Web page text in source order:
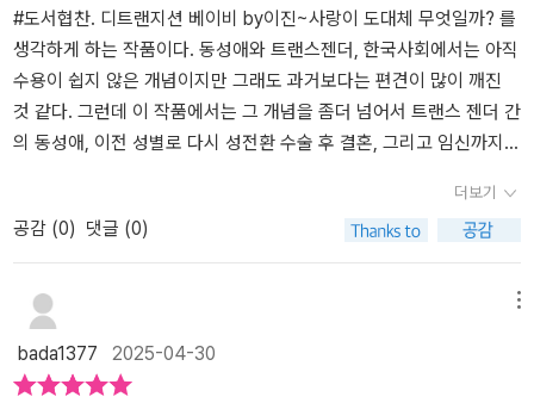
고 싶어 했다. 위스콘신의 선량한 백인 엄마들이 지닌 여성성에 대한
갈망을 아직 극복하지 못하고 있어서 그렇다. 에이미가 에임스라는
이름의 남자로 환원한 후에 프로그래머로 광고회사에 들어갔다. 한
시절 아름다운 여성으로 살 수 있었을 만큼 고운 외모를 가진 남자이
니 직장 안에서 여직원들한테 인기가 많았겠지? 그렇다. 그러다가 하
오라고 했다. 남성 상사가 여직원한테 그런 지시를 내렸으면 즉시 성
희롱 관련해 직장 윤리위원회 회부감이지만 여성 상사의 경우엔 그렇
지 않다. 뭐 이것도 성차별이기는 한데 그냥 넘어가자. 이혼해 넓은
집을 혼자 사용하고 있는 카트리나가 에임스를 부엌으로 데려가 음료
를 제공하기 위하여 커다란 냉장고를 열고 고개를 수그려 둥근 엉덩
이가 눈 앞에 활짝 드러나자, 갑자기 충동이 인 에임스가 코와 입술을
자기보다 나이도 많고 직급도 높은 카트리나의 엉덩이에 탁 밀착시켜
것은 성전환 환원의 가능성을 논의한다는 것 자체가 트랜스 여성들이
모두 환원하기를 바라는 편파적인 사람들의 광기에 희망을 준다는 점
이다. 그들은 트랜스 여성들이 어떤 식으로든 사람들 앞에 나서면서
의미 있는 방식으로 살아가는 것을 중단해주기를 바란다. p.163 트랜
스 여성들은 트랜스 여성이 무엇인지 알고 트랜스 여성이 되는 법도
어나는 트랜스들 간의 싸움만 보아도 그렇고, 그들이 시스 여성들과
벌이는 논쟁만 보아도 그렇다. 전부 다 트랜스 여성이 된다는 것이 어
떤 의미인지, 혹은 어떤 의미였는지를 정의할 뿐이다. 막상 트랜스 여
성이 되면, 트랜스 여성이 실제로 어떻게 살아야 하는지에 대한 정보
는 거의 없다. 다시 처음으로 돌아가서, 혹자는 이 파괴적이고 자해에
가까운, 벗어날 수 없는 굴레에 갇히기를 자처하는 이들을 지겨워하
다 떠나버릴지 모른다. 그 사이에서 어떤 피해자, 그래, 이혼한 여성으
서 내 잣대로 타인을 재단하고 있지 않다고 말할 수 없는 나는 소설이
불편했고 그들의 삶을 이해하려 무던히 애쓰며 소설을 읽어낼 수밖에
없었다.
를 임신하게 되면서 벌어지는 이야기를 담고 있다.​술술 읽혀지면서도
어렵게 느껴졌던 작품이었다. 주요 등장인물이 세 명이라는 점에서
그동안 해외 소설에서 느꼈던 단점이 없어서 그 지점은 편안하게 읽
을 수 있었다. 그런데 성소수자와 관련된 용어와 영미권에서 자주 접
할 수 있는 문화에 대한 내용들이 종종 나와서 이해하는 시간이 오래
서 완독했다. 시간만 본다면 여섯 시간 정도 소요가 된 듯하다.​개인적
으로 리즈의 심리가 궁금했다. 언급했던 것처럼 리즈는 어머니가 되
기를 원하는 트랜스젠더이다. 읽으면서 분명 자연적으로 임신이 될
수 없는 상황일 텐데 가능 여부에 대한 물음표가 머릿속을 채웠다. 특
히, 리즈는 신체적으로 남성의 흔적이 아직 남은 트랜스젠더라는 점
에서 더욱 이해가 가지 않았다. 초반에 에이즈 보균자인 남성과 성관
계를 맺는 모습이 나오는데 그렇게까지 절실했는지 의문이 들었다.​중
#도서협찬. 디트랜지션 베이비 by이진~사랑이 도대체 무엇일까? 를
생각하게 하는 작품이다. 동성애와 트랜스젠더, 한국사회에서는 아직
수용이 쉽지 않은 개념이지만 그래도 과거보다는 편견이 많이 깨진
것 같다. 그런데 이 작품에서는 그 개념을 좀더 넘어서 트랜스 젠더 간
의 동성애, 이전 성별로 다시 성전환 수술 후 결혼, 그리고 임신까지
이 넘나든다. 여기 두 명의 트랜스젠더 여성이 있다. 리즈와 에이미,
원래는 남성이었지만 성전환 수술을 통해 여성이 된 사람들이다 이
둘은 레즈비언 커플로 연인 사이이다. 이 부분에서 나는 일차적인 의
문이 들었다. 성전환 수술 후, 여성이 된 두 사람이 사랑에 빠진다는
건, 애초에 이들은 양성애자인가? 동성애자인가? 혹은 성별따위는 중
요하지 않은 그저 인간자체에 대한 사랑인가? 두 사람 중, 리즈는 아
이를 가지고 싶어했다. 엄마가 되어 모성을 누리는 것은 리즈가 꿈꾸
더보기
공감 (0) 댓글 (0)
bada1377 2025-04-30